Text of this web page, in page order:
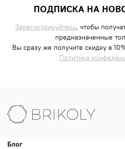
ПОДПИСКА НА
Зарегистрируйтесь, чтобы
предназначенные
Вы сразу же получите скидку в
Политика
Блог